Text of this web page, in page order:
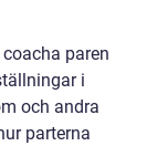
paren
i
och andra
parterna